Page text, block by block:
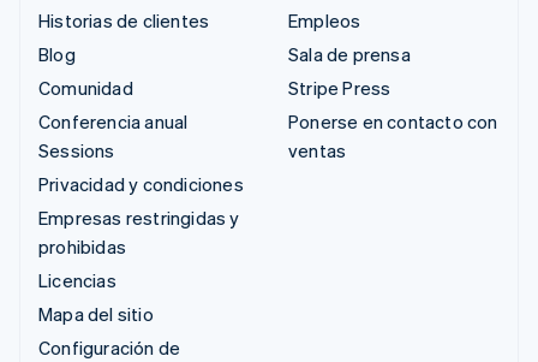
Historias de clientes
Blog
Comunidad
Conferencia anual
Sessions
Privacidad y condiciones
Empresas restringidas y
prohibidas
Licencias
Mapa del sitio
Configuración de
Empleos
Sala de prensa
Stripe Press
Ponerse en contacto con
ventas